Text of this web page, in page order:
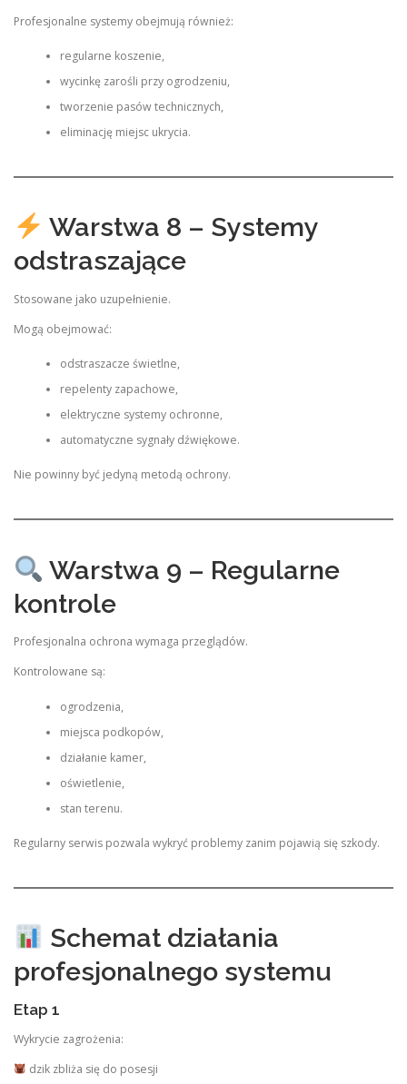
Profesjonalne systemy obejmują również:
regularne koszenie,
wycinkę zarośli przy ogrodzeniu,
tworzenie pasów technicznych,
eliminację miejsc ukrycia.
Warstwa 8 – Systemy
odstraszające
Stosowane jako uzupełnienie.
Mogą obejmować:
odstraszacze świetlne,
repelenty zapachowe,
elektryczne systemy ochronne,
automatyczne sygnały dźwiękowe.
Nie powinny być jedyną metodą ochrony.
Warstwa 9 – Regularne
kontrole
Profesjonalna ochrona wymaga przeglądów.
Kontrolowane są:
ogrodzenia,
miejsca podkopów,
działanie kamer,
oświetlenie,
stan terenu.
Regularny serwis pozwala wykryć problemy zanim pojawią się szkody.
Schemat działania
profesjonalnego systemu
Etap 1
Wykrycie zagrożenia:
dzik zbliża się do posesji